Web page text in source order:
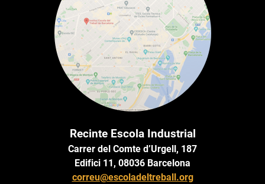
Recinte Escola Industrial
Carrer del Comte d’Urgell, 187
Edifici 11, 08036 Barcelona
correu@escoladeltreball.org